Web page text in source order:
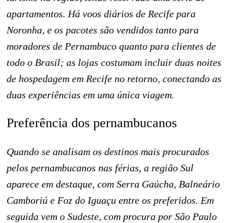
apartamentos. Há voos diários de Recife para
Noronha, e os pacotes são vendidos tanto para
moradores de Pernambuco quanto para clientes de
todo o Brasil; as lojas costumam incluir duas noites
de hospedagem em Recife no retorno, conectando as
duas experiências em uma única viagem.
Preferência dos pernambucanos
Quando se analisam os destinos mais procurados
pelos pernambucanos nas férias, a região Sul
aparece em destaque, com Serra Gaúcha, Balneário
Camboriú e Foz do Iguaçu entre os preferidos. Em
seguida vem o Sudeste, com procura por São Paulo